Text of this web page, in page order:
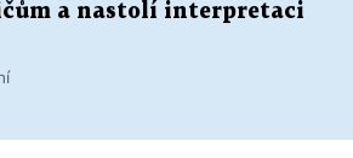
a nastolí interpretaci